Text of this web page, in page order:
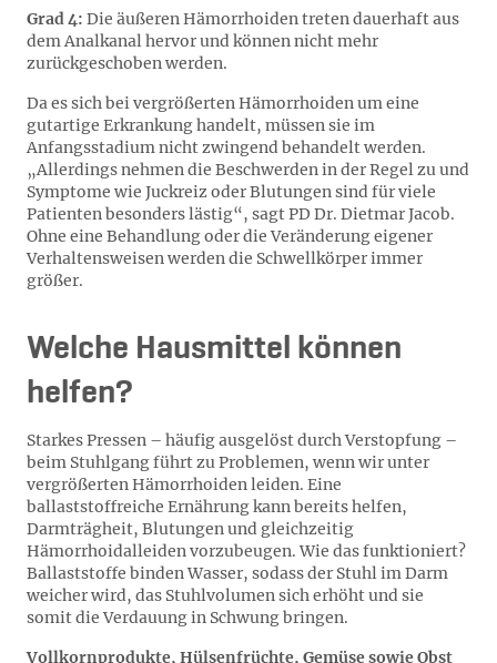
Grad 4: Die äußeren Hämorrhoiden treten dauerhaft aus
dem Analkanal hervor und können nicht mehr
zurückgeschoben werden.
Da es sich bei vergrößerten Hämorrhoiden um eine
gutartige Erkrankung handelt, müssen sie im
Anfangsstadium nicht zwingend behandelt werden.
„Allerdings nehmen die Beschwerden in der Regel zu und
Symptome wie Juckreiz oder Blutungen sind für viele
Patienten besonders lästig“, sagt PD Dr. Dietmar Jacob.
Ohne eine Behandlung oder die Veränderung eigener
Verhaltensweisen werden die Schwellkörper immer
größer.
Welche Hausmittel können
helfen?
Starkes Pressen – häufig ausgelöst durch Verstopfung –
beim Stuhlgang führt zu Problemen, wenn wir unter
vergrößerten Hämorrhoiden leiden. Eine
ballaststoffreiche Ernährung kann bereits helfen,
Darmträgheit, Blutungen und gleichzeitig
Hämorrhoidalleiden vorzubeugen. Wie das funktioniert?
Ballaststoffe binden Wasser, sodass der Stuhl im Darm
weicher wird, das Stuhlvolumen sich erhöht und sie
somit die Verdauung in Schwung bringen.
Vollkornprodukte, Hülsenfrüchte, Gemüse sowie Obst